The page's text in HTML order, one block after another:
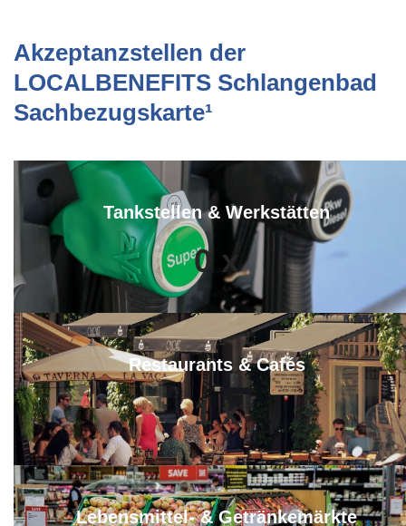
Akzeptanzstellen der
LOCALBENEFITS Schlangenbad
Sachbezugskarte¹
Tankstellen & Werkstätten
0 x
Restaurants & Cafés
1 x
Lebensmittel- & Getränkemärkte